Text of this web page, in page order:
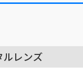
ルレンズ